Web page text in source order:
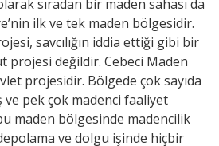
sıradan bir maden sahası da
ilk ve tek maden bölgesidir.
savcılığın iddia ettiği gibi bir
projesi değildir. Cebeci Maden
projesidir. Bölgede çok sayıda
ve pek çok madenci faaliyet
maden bölgesinde madencilik
ve dolgu işinde hiçbir